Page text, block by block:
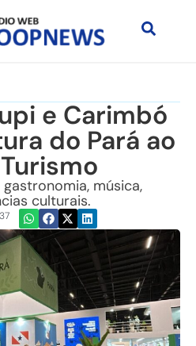
e Carimbó
do Pará ao
música,
culturais.